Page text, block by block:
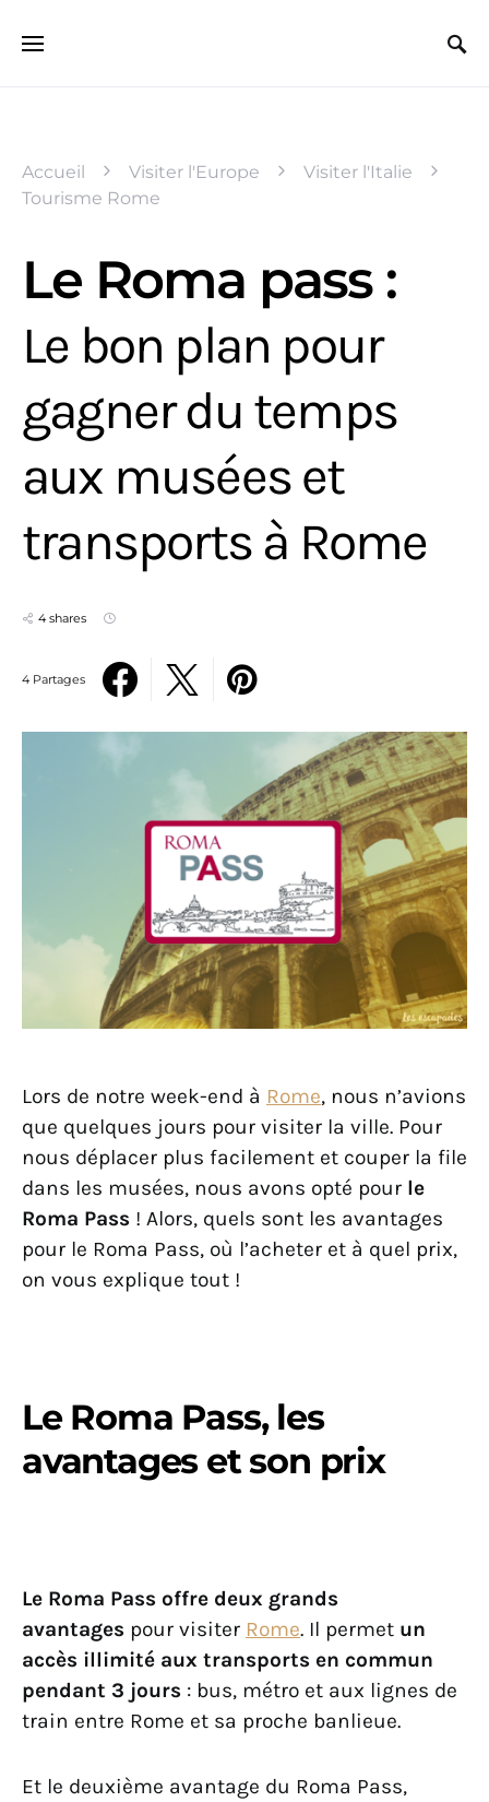
Accueil Visiter l'Europe
Visiter l'Italie
Tourisme Rome
Le Roma pass :
Le bon plan pour
gagner du temps
aux musées et
transports à Rome
4 shares
4 Partages
Lors de notre week-end à Rome, nous n’avions
que quelques jours pour visiter la ville. Pour
nous déplacer plus facilement et couper la file
dans les musées, nous avons opté pour le
Roma Pass ! Alors, quels sont les avantages
pour le Roma Pass, où l’acheter et à quel prix,
on vous explique tout !
Le Roma Pass, les
avantages et son prix
Le Roma Pass offre deux grands
avantages pour visiter Rome. Il permet un
accès illimité aux transports en commun
pendant 3 jours : bus, métro et aux lignes de
train entre Rome et sa proche banlieue.
Et le deuxième avantage du Roma Pass,